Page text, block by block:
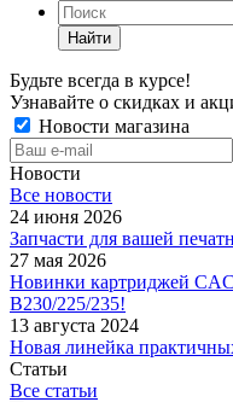
Найти
Будьте всегда в курсе!
Узнавайте о скидках и
Новости магазина
Новости
Все новости
24 июня 2026
Запчасти для вашей
27 мая 2026
Новинки картриджей
B230/225/235!
13 августа 2024
Новая линейка
Статьи
Все статьи